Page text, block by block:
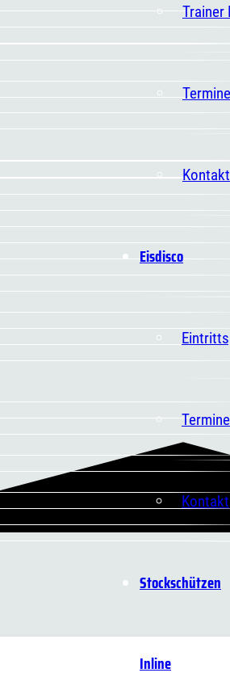
Trainer
Termine
Kontakt
Eisdisco
Termine
Kontakt
Stockschützen
Inline